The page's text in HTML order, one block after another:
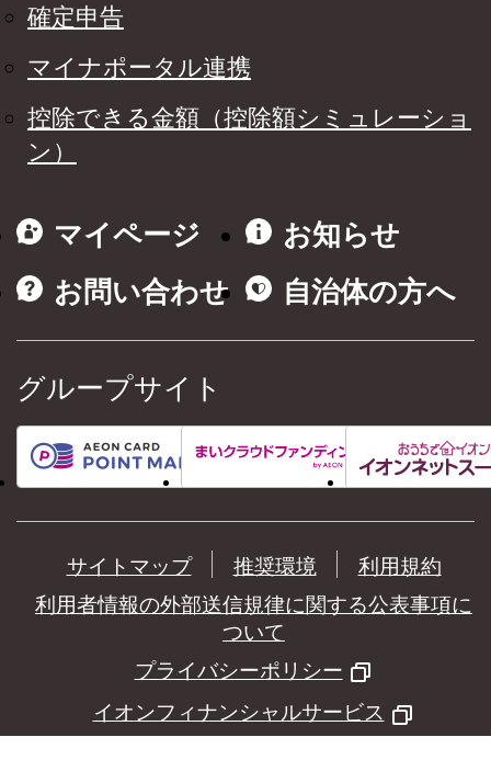
確定申告
マイナポータル連携
控除できる金額（控除額シミュレーショ
ン）
マイページ
お知らせ
お問い合わせ
自治体の方へ
グループサイト
サイトマップ 推奨環境
利用規約
利用者情報の外部送信規律に関する公表事項に
ついて
プライバシーポリシー
イオンフィナンシャルサービス